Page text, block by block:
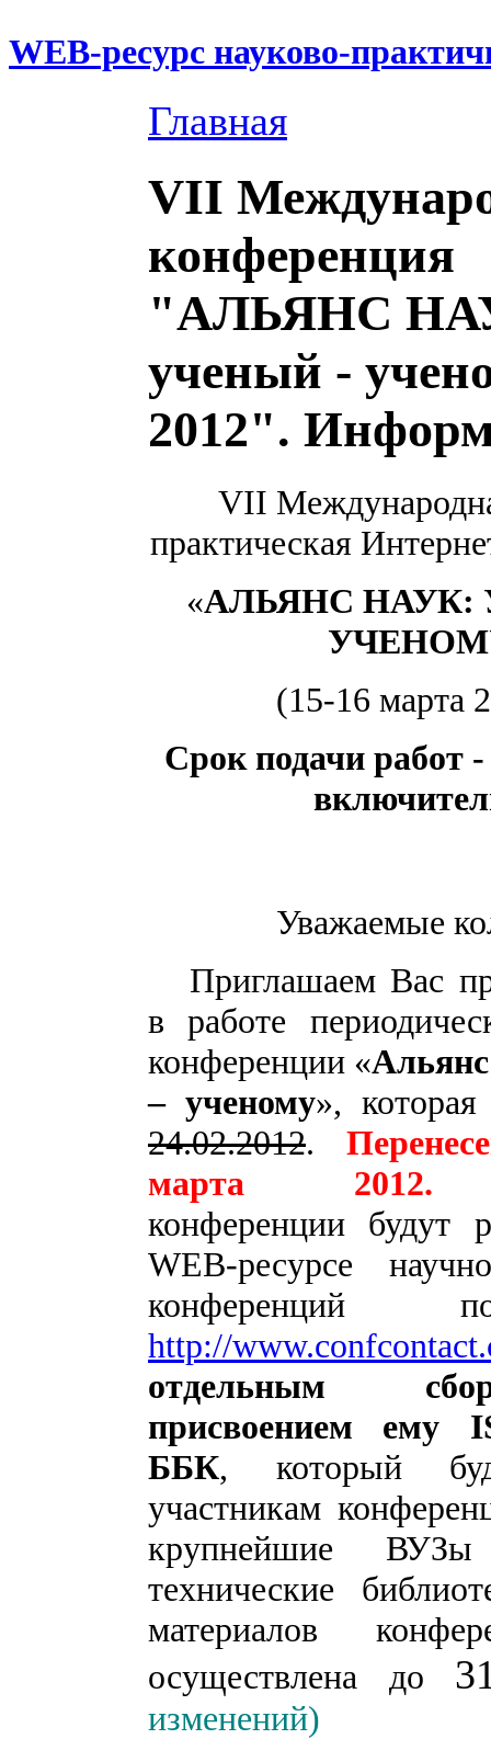
WEB-ресурс науково-
Главная
VII
конференция
"АЛЬЯНС
ученый -
2012".
VII
практическая
«АЛЬЯНС НАУК:
(15-16 марта
Срок подачи работ -
Уважаемые
Приглашаем Вас
в работе
конференции «
– ученому»,
24.02.2012.
марта 2012.
конференции будут
WEB-ресурсе
конференций
http://
отдельным
присвоением ему
ББК, который
участникам
крупнейшие
технические
материалов
осуществлена до
изменений)